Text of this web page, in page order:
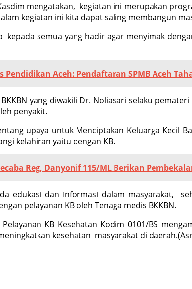
mengatakan, kegiatan ini merupakan
kegiatan ini kita dapat saling membangun
semua yang hadir agar menyimak
Pendidikan Aceh: Pendaftaran SPMB Aceh
yang diwakili Dr. Noliasari selaku
penyakit.
upaya untuk Menciptakan Keluarga Kecil
kelahiran yaitu dengan KB.
Reg, Danyonif 115/ML Berikan
edukasi dan Informasi dalam masyarakat,
pelayanan KB oleh Tenaga medis BKKBN.
KB Kesehatan Kodim 0101/BS
kesehatan masyarakat di